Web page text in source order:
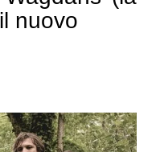
nuovo